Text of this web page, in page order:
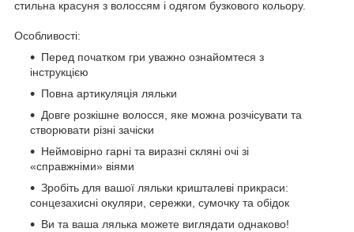
стильна красуня з волоссям і одягом бузкового кольору.
Особливості:
Перед початком гри уважно ознайомтеся з
інструкцією
Повна артикуляція ляльки
Довге розкішне волосся, яке можна розчісувати та
створювати різні зачіски
Неймовірно гарні та виразні скляні очі зі
«справжніми» віями
Зробіть для вашої ляльки кришталеві прикраси:
сонцезахисні окуляри, сережки, сумочку та обідок
Ви та ваша лялька можете виглядати однаково!